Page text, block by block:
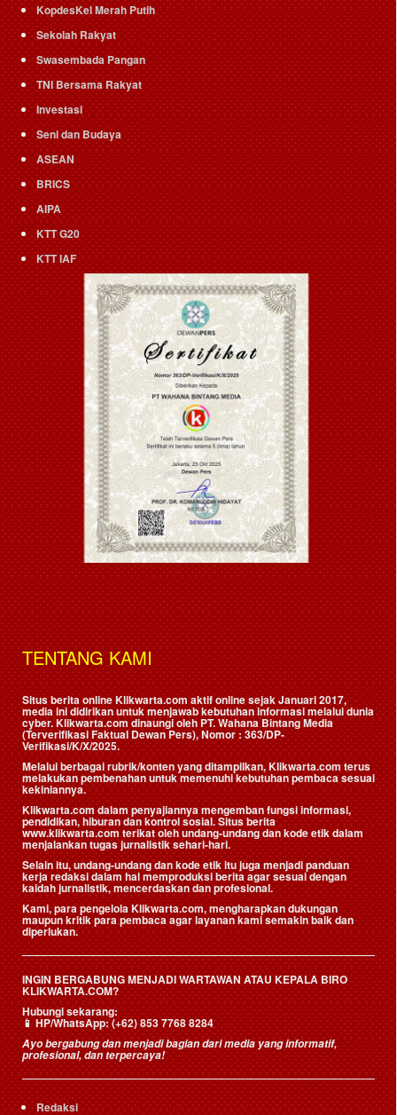
KopdesKel Merah Putih
Sekolah Rakyat
Swasembada Pangan
TNI Bersama Rakyat
Investasi
Seni dan Budaya
ASEAN
BRICS
AIPA
KTT G20
KTT IAF
TENTANG KAMI
Situs berita online Klikwarta.com aktif online sejak Januari 2017,
media ini didirikan untuk menjawab kebutuhan informasi melalui dunia
cyber. Klikwarta.com dinaungi oleh PT. Wahana Bintang Media
(Terverifikasi Faktual Dewan Pers), Nomor : 363/DP-
Verifikasi/K/X/2025.
Melalui berbagai rubrik/konten yang ditampilkan, Klikwarta.com terus
melakukan pembenahan untuk memenuhi kebutuhan pembaca sesuai
kekiniannya.
Klikwarta.com dalam penyajiannya mengemban fungsi informasi,
pendidikan, hiburan dan kontrol sosial. Situs berita
www.klikwarta.com terikat oleh undang-undang dan kode etik dalam
menjalankan tugas jurnalistik sehari-hari.
Selain itu, undang-undang dan kode etik itu juga menjadi panduan
kerja redaksi dalam hal memproduksi berita agar sesuai dengan
kaidah jurnalistik, mencerdaskan dan profesional.
Kami, para pengelola Klikwarta.com, mengharapkan dukungan
maupun kritik para pembaca agar layanan kami semakin baik dan
diperlukan.
INGIN BERGABUNG MENJADI WARTAWAN ATAU KEPALA BIRO
KLIKWARTA.COM?
Hubungi sekarang:
📱HP/WhatsApp:(+62) 853 7768 8284
Ayo bergabung dan menjadi bagian dari media yang informatif,
profesional, dan terpercaya!
Redaksi